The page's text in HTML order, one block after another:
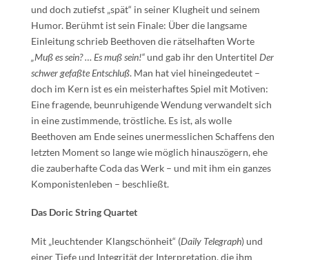
und doch zutiefst „spät“ in seiner Klugheit und seinem
Humor. Berühmt ist sein Finale: Über die langsame
Einleitung schrieb Beethoven die rätselhaften Worte
„Muß es sein? … Es muß sein!“und gab ihr den Untertitel Der
schwer gefaßte Entschluß. Man hat viel hineingedeutet –
doch im Kern ist es ein meisterhaftes Spiel mit Motiven:
Eine fragende, beunruhigende Wendung verwandelt sich
in eine zustimmende, tröstliche. Es ist, als wolle
Beethoven am Ende seines unermesslichen Schaffens den
letzten Moment so lange wie möglich hinauszögern, ehe
die zauberhafte Coda das Werk – und mit ihm ein ganzes
Komponistenleben – beschließt.
Das Doric String Quartet
Mit „leuchtender Klangschönheit“ (Daily Telegraph) und
einer Tiefe und Integrität der Interpretation, die ihm